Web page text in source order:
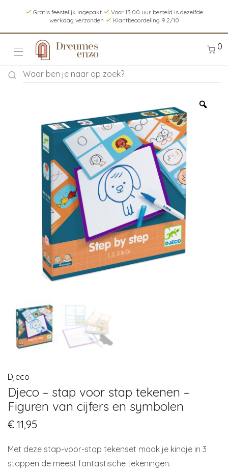
Gratis feestelijk ingepakt
Voor 13.00 uur besteld is dezelfde
werkdag verzonden
Klantbeoordeling 9.2/10
0
Djeco
Djeco – stap voor stap tekenen –
Figuren van cijfers en symbolen
€ 11,95
Met deze stap-voor-stap tekenset maak je kindje in 3
stappen de meest fantastische tekeningen.